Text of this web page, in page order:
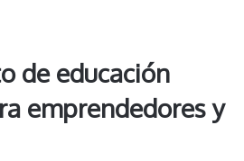
de educación
emprendedores y